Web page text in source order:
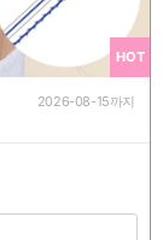
HOT
2026-08-15까지